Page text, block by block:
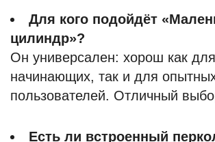
Для кого подойдёт
цилиндр»?
Он универсален: хорош как для
начинающих, так и для
пользователей. Отличный
Есть ли встроенный